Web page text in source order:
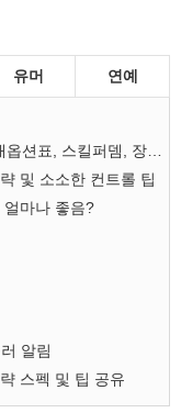
유머 연예
및 소소한 컨트롤 팁
마나 좋음?
알림
스펙 및 팁 공유